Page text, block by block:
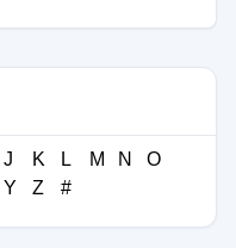
J K L M N
O
Y Z #